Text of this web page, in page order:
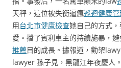
天秤，這位被失衡逼瘋巡迴健康
用台北巿健康檢查她自己的方式
愛。擋了賓利車主的持續施暴，
推薦目的成長。據報道，勸架
lawyer 孫子見，黑龍江年夜慶人